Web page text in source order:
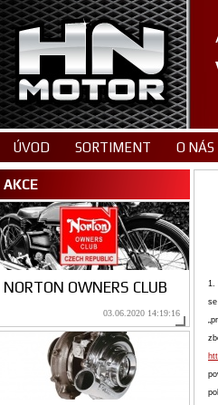
ÚVOD SORTIMENT O NÁS
AKCE
NORTON OWNERS CLUB
03.06.2020 14:19:16
1.